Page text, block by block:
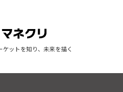
ケットを知り、未来を描く